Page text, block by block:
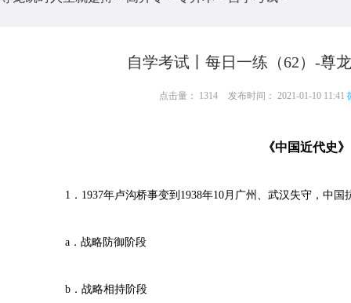
自学考试丨每日一练（62）-尊
点击量： 1314 发布时间： 2021-01-10 11:41
《中国近代史》
1．1937年卢沟桥事变到1938年10月广州、武汉失守，中
a．战略防御阶段
b．战略相持阶段